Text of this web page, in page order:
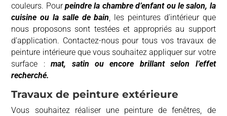
couleurs. Pourpeindre la chambre d’enfant ou le salon, la
cuisine ou la salle de bain, les peintures d’intérieur que
nous proposons sont testées et appropriés au support
d’application. Contactez-nous pour tous vos travaux de
peinture intérieure que vous souhaitez appliquer sur votre
surface :mat, satin ou encore brillant selon l’effet
recherché.
Travaux de peinture extérieure
Vous souhaitez réaliser une peinture de fenêtres, de